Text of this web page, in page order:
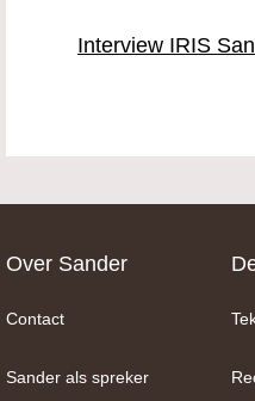
Interview IRIS
Over Sander
Contact
Sander als spreker